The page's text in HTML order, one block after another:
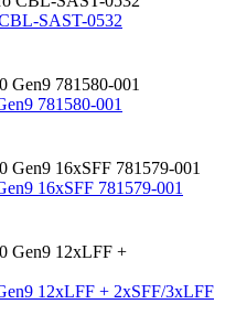
SAST-0532
781580-001
16xSFF 781579-001
12xLFF + 2xSFF/3xLFF